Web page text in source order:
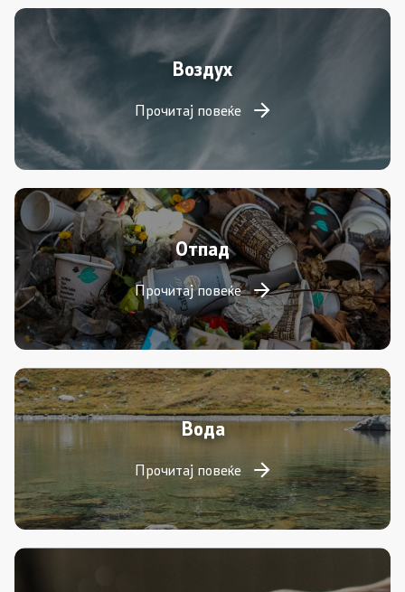
Воздух
Прочитај повеќе
Отпад
Прочитај повеќе
Вода
Прочитај повеќе